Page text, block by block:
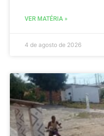
VER MATÉRIA »
4 de agosto de 2026